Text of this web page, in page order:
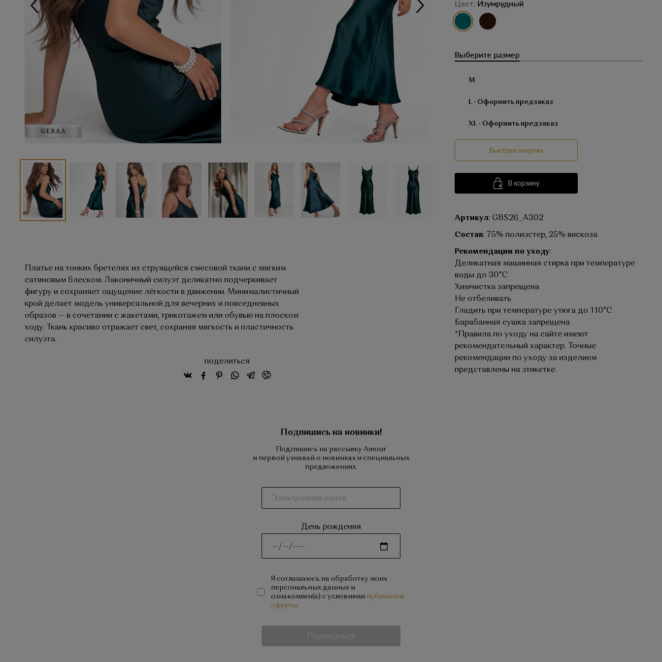
Платье на тонких бретелях из струящейся смесовой ткани с мягким
сатиновым блеском. Лаконичный силуэт деликатно подчеркивает
фигуру и сохраняет ощущение лёгкости в движении. Минималистичный
крой делает модель универсальной для вечерних и повседневных
образов — в сочетании с жакетами, трикотажем или обувью на плоском
ходу. Ткань красиво отражает свет, сохраняя мягкость и пластичность
силуэта.
поделиться
Артикул: GBS26_A302
Состав: 75% полиэстер, 25% вискоза
Рекомендации по уходу:
Деликатная машинная стирка при температуре
воды до 30°C
Химчистка запрещена
Не отбеливать
Гладить при температуре утюга до 110°C
Барабанная сушка запрещена
*Правила по уходу на сайте имеют
рекомендательный характер. Точные
рекомендации по уходу за изделием
представлены на этикетке.
Цвет: Изумрудный
выбор цветавыбор цвета
Выберите размер
M
L · Оформить предзаказ
XL · Оформить предзаказ
Быстрая покупка
В корзину
Подпишись на новинки!
Подпишись на рассылку Amour
и первой узнавай о новинках и специальных
предложениях.
День рождения
Я соглашаюсь на обработку моих
персональных данных и
ознакомлен(а) с условиями публичной
оферты
Подписаться